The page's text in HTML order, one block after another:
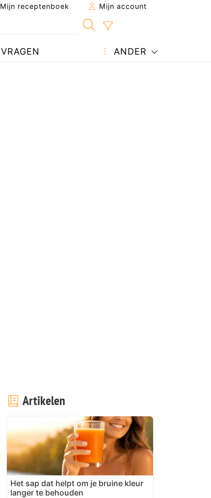
Mijn receptenboek Mijn account
VRAGEN ANDER
Artikelen
Het sap dat helpt om je bruine kleur
langer te behouden